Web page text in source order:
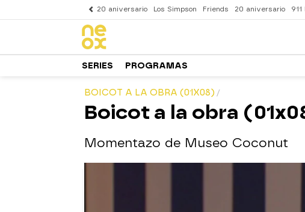
20 aniversario Los Simpson Friends 20 aniversario
SERIES PROGRAMAS
BOICOT A LA OBRA (01X08)
Boicot a la obra
Momentazo de Museo Coconut